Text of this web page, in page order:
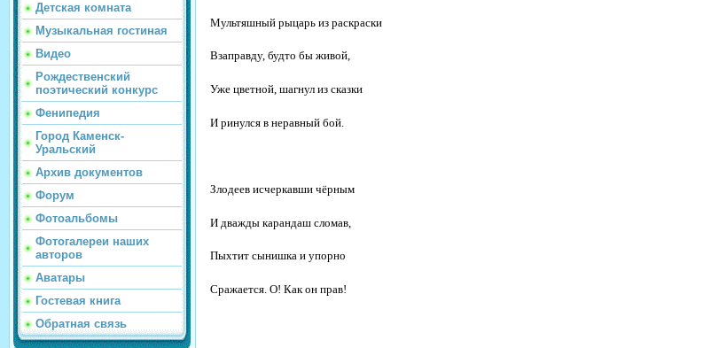
Детская комната
Музыкальная гостиная
Видео
Рождественский
поэтический конкурс
Фенипедия
Город Каменск-
Уральский
Архив документов
Форум
Фотоальбомы
Фотогалереи наших
авторов
Аватары
Гостевая книга
Обратная связь
Мультяшный рыцарь из раскраски
Взаправду, будто бы живой,
Уже цветной, шагнул из сказки
И ринулся в неравный бой.
Злодеев исчеркавши чёрным
И дважды карандаш сломав,
Пыхтит сынишка и упорно
Сражается. О! Как он прав!